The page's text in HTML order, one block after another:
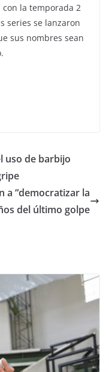
la temporada 2
series se lanzaron
sus nombres sean
uso de barbijo
a “democratizar la
del último golpe